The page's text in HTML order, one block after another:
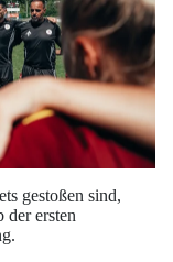
gestoßen sind,
der ersten